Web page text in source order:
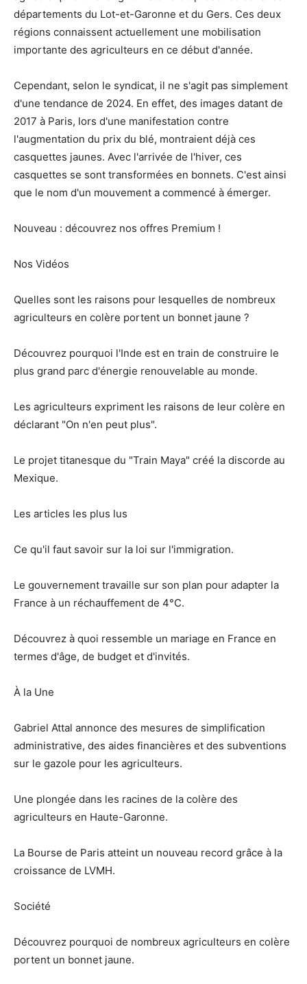
départements du Lot-et-Garonne et du Gers. Ces deux
régions connaissent actuellement une mobilisation
importante des agriculteurs en ce début d'année.
Cependant, selon le syndicat, il ne s'agit pas simplement
d'une tendance de 2024. En effet, des images datant de
2017 à Paris, lors d'une manifestation contre
l'augmentation du prix du blé, montraient déjà ces
casquettes jaunes. Avec l'arrivée de l'hiver, ces
casquettes se sont transformées en bonnets. C'est ainsi
que le nom d'un mouvement a commencé à émerger.
Nouveau : découvrez nos offres Premium !
Nos Vidéos
Quelles sont les raisons pour lesquelles de nombreux
agriculteurs en colère portent un bonnet jaune ?
Découvrez pourquoi l'Inde est en train de construire le
plus grand parc d'énergie renouvelable au monde.
Les agriculteurs expriment les raisons de leur colère en
déclarant "On n'en peut plus".
Le projet titanesque du "Train Maya" créé la discorde au
Mexique.
Les articles les plus lus
Ce qu'il faut savoir sur la loi sur l'immigration.
Le gouvernement travaille sur son plan pour adapter la
France à un réchauffement de 4°C.
Découvrez à quoi ressemble un mariage en France en
termes d'âge, de budget et d'invités.
À la Une
Gabriel Attal annonce des mesures de simplification
administrative, des aides financières et des subventions
sur le gazole pour les agriculteurs.
Une plongée dans les racines de la colère des
agriculteurs en Haute-Garonne.
La Bourse de Paris atteint un nouveau record grâce à la
croissance de LVMH.
Société
Découvrez pourquoi de nombreux agriculteurs en colère
portent un bonnet jaune.